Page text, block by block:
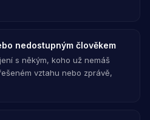
nedostupným člověkem
s někým, koho už nemáš
vztahu nebo zprávě,